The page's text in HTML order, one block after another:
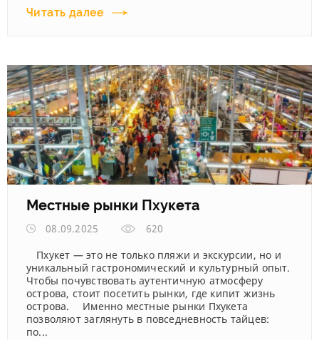
Читать далее
Местные рынки Пхукета
08.09.2025
620
Пхукет — это не только пляжи и экскурсии, но и
уникальный гастрономический и культурный опыт.
Чтобы почувствовать аутентичную атмосферу
острова, стоит посетить рынки, где кипит жизнь
острова. Именно местные рынки Пхукета
позволяют заглянуть в повседневность тайцев:
по...